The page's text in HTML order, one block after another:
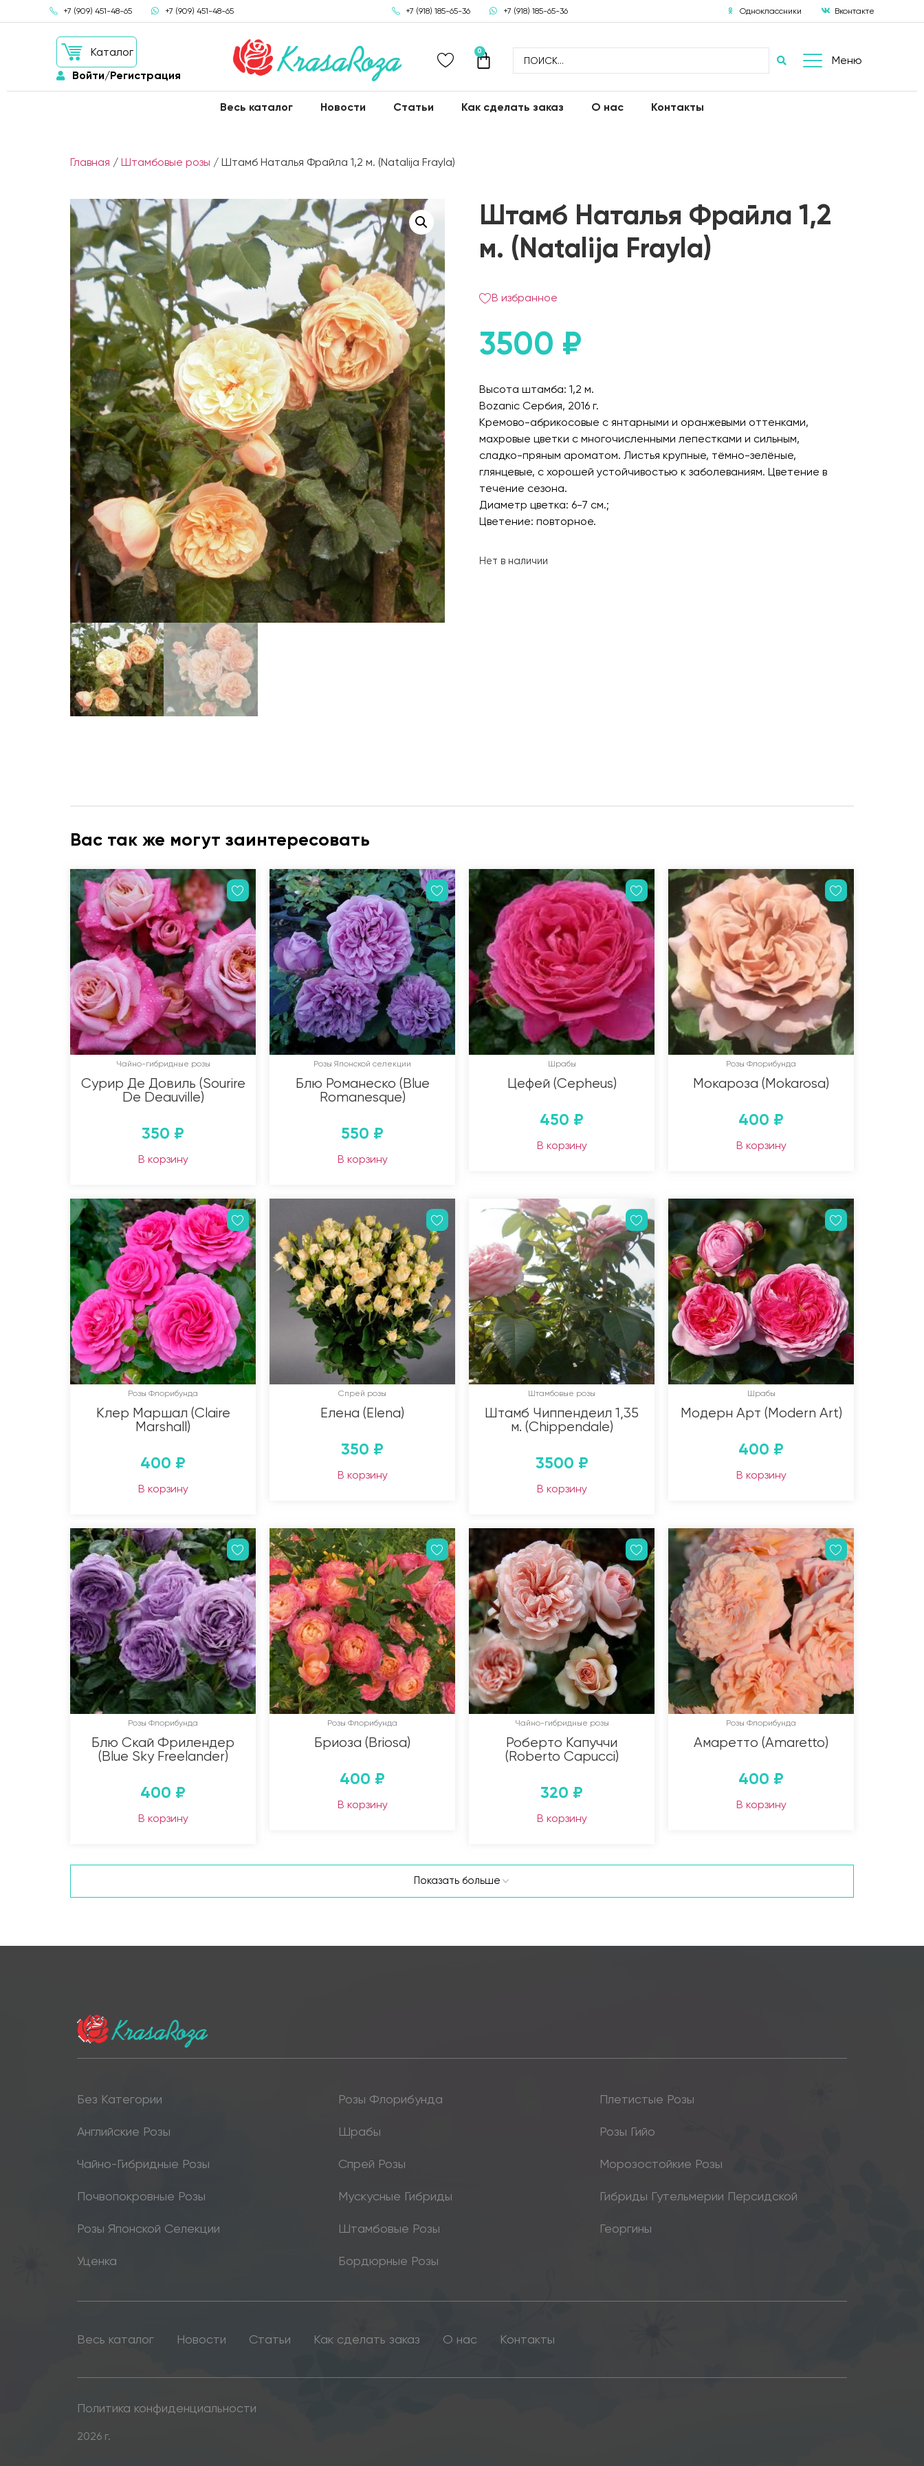
+7 (909) 451-48-65 +7 (909) 451-48-65 +7 (918) 185-65-36 +7 (918) 185-65-36 Одноклассники Вконтакте
Каталог
Войти/Регистрация
0
Меню
Весь каталог Новости Статьи Как сделать заказ О нас Контакты
Главная / Штамбовые розы / Штамб Наталья Фрайла 1,2 м. (Natalija Frayla)
Штамб Наталья Фрайла 1,2
м. (Natalija Frayla)
В избранное
3500 ₽
Высота штамба: 1,2 м.
Bozanic Сербия, 2016 г.
Кремово-абрикосовые с янтарными и оранжевыми оттенками,
махровые цветки с многочисленными лепестками и сильным,
сладко-пряным ароматом. Листья крупные, тёмно-зелёные,
глянцевые, с хорошей устойчивостью к заболеваниям. Цветение в
течение сезона.
Диаметр цветка: 6-7 см.;
Цветение: повторное.
Нет в наличии
Вас так же могут заинтересовать
Чайно-гибридные розы
Сурир Де Довиль (Sourire
De Deauville)
350 ₽
В корзину
Розы Японской селекции
Блю Романеско (Blue
Romanesque)
550 ₽
В корзину
Шрабы
Цефей (Cepheus)
450 ₽
В корзину
Розы Флорибунда
Мокароза (Mokarosa)
400 ₽
В корзину
Розы Флорибунда
Клер Маршал (Claire
Marshall)
400 ₽
В корзину
Спрей розы
Елена (Elena)
350 ₽
В корзину
Штамбовые розы
Штамб Чиппендеил 1,35
м. (Chippendale)
3500 ₽
В корзину
Шрабы
Модерн Арт (Modern Art)
400 ₽
В корзину
Розы Флорибунда
Блю Скай Фрилендер
(Blue Sky Freelander)
400 ₽
В корзину
Розы Флорибунда
Бриоза (Briosa)
400 ₽
В корзину
Чайно-гибридные розы
Роберто Капуччи
(Roberto Capucci)
320 ₽
В корзину
Розы Флорибунда
Амаретто (Amaretto)
400 ₽
В корзину
Показать больше
Без Категории Розы Флорибунда Плетистые Розы
Английские Розы Шрабы Розы Гийо
Чайно-Гибридные Розы Спрей Розы Морозостойкие Розы
Почвопокровные Розы Мускусные Гибриды Гибриды Гутельмерии Персидской
Розы Японской Селекции Штамбовые Розы Георгины
Уценка Бордюрные Розы
Весь каталог Новости Статьи Как сделать заказ О нас Контакты
Политика конфиденциальности
2026 г.